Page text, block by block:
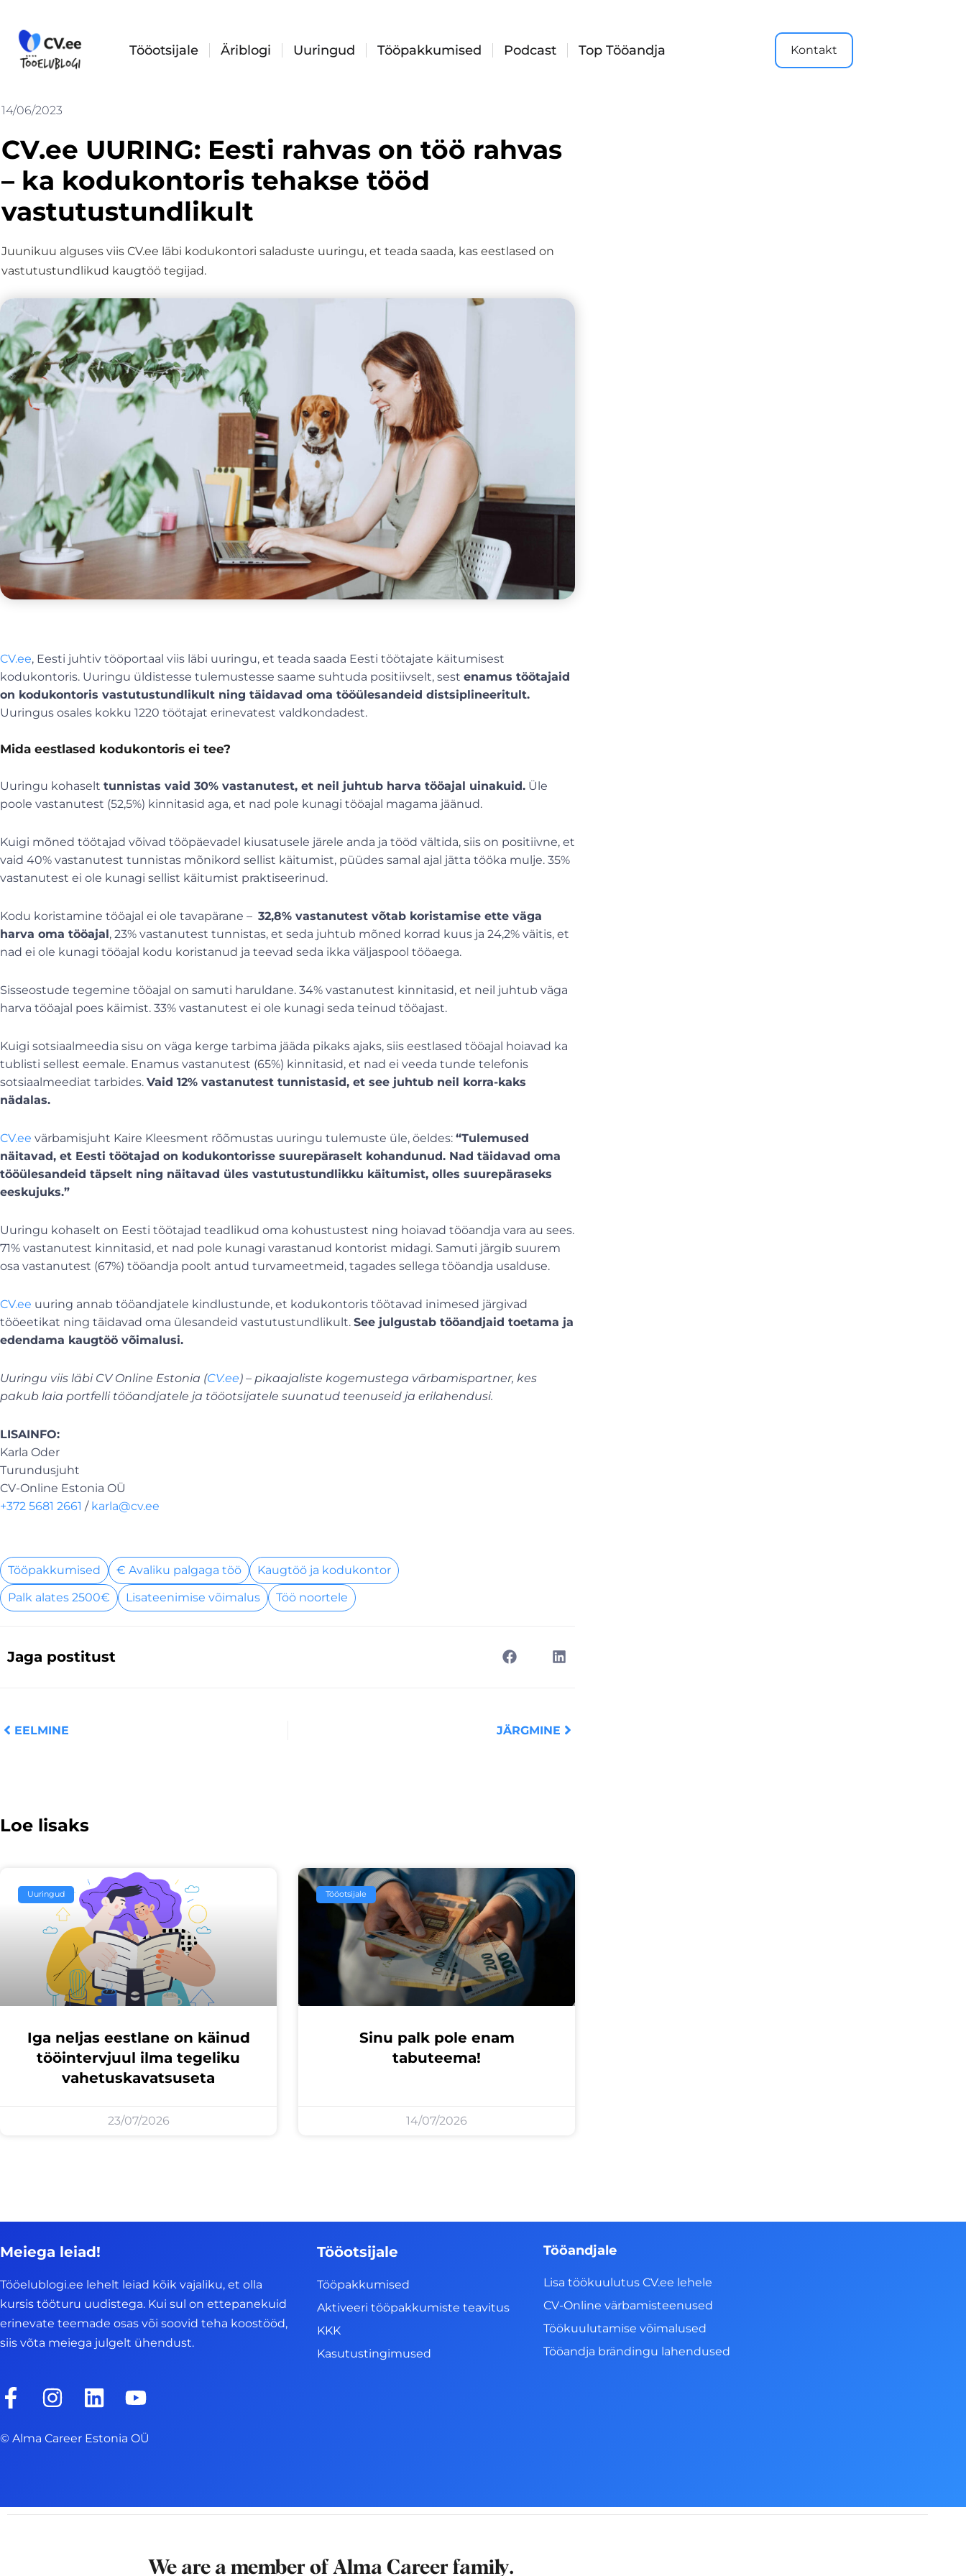
content
Tööotsijale Äriblogi Uuringud Tööpakkumised Podcast Top Tööandja Kontakt
14/06/2023
CV.ee UURING: Eesti rahvas on töö rahvas
– ka kodukontoris tehakse tööd
vastutustundlikult
Juunikuu alguses viis CV.ee läbi kodukontori saladuste uuringu, et teada saada, kas eestlased on
vastutustundlikud kaugtöö tegijad.
CV.ee, Eesti juhtiv tööportaal viis läbi uuringu, et teada saada Eesti töötajate käitumisest
kodukontoris. Uuringu üldistesse tulemustesse saame suhtuda positiivselt, sest enamus töötajaid
on kodukontoris vastutustundlikult ning täidavad oma tööülesandeid distsiplineeritult.
Uuringus osales kokku 1220 töötajat erinevatest valdkondadest.
Mida eestlased kodukontoris ei tee?
Uuringu kohaselt tunnistas vaid 30% vastanutest, et neil juhtub harva tööajal uinakuid. Üle
poole vastanutest (52,5%) kinnitasid aga, et nad pole kunagi tööajal magama jäänud.
Kuigi mõned töötajad võivad tööpäevadel kiusatusele järele anda ja tööd vältida, siis on positiivne, et
vaid 40% vastanutest tunnistas mõnikord sellist käitumist, püüdes samal ajal jätta tööka mulje. 35%
vastanutest ei ole kunagi sellist käitumist praktiseerinud.
Kodu koristamine tööajal ei ole tavapärane – 32,8% vastanutest võtab koristamise ette väga
harva oma tööajal, 23% vastanutest tunnistas, et seda juhtub mõned korrad kuus ja 24,2% väitis, et
nad ei ole kunagi tööajal kodu koristanud ja teevad seda ikka väljaspool tööaega.
Sisseostude tegemine tööajal on samuti haruldane. 34% vastanutest kinnitasid, et neil juhtub väga
harva tööajal poes käimist. 33% vastanutest ei ole kunagi seda teinud tööajast.
Kuigi sotsiaalmeedia sisu on väga kerge tarbima jääda pikaks ajaks, siis eestlased tööajal hoiavad ka
tublisti sellest eemale. Enamus vastanutest (65%) kinnitasid, et nad ei veeda tunde telefonis
sotsiaalmeediat tarbides. Vaid 12% vastanutest tunnistasid, et see juhtub neil korra-kaks
nädalas.
CV.ee värbamisjuht Kaire Kleesment rõõmustas uuringu tulemuste üle, öeldes: “Tulemused
näitavad, et Eesti töötajad on kodukontorisse suurepäraselt kohandunud. Nad täidavad oma
tööülesandeid täpselt ning näitavad üles vastutustundlikku käitumist, olles suurepäraseks
eeskujuks.”
Uuringu kohaselt on Eesti töötajad teadlikud oma kohustustest ning hoiavad tööandja vara au sees.
71% vastanutest kinnitasid, et nad pole kunagi varastanud kontorist midagi. Samuti järgib suurem
osa vastanutest (67%) tööandja poolt antud turvameetmeid, tagades sellega tööandja usalduse.
CV.ee uuring annab tööandjatele kindlustunde, et kodukontoris töötavad inimesed järgivad
tööeetikat ning täidavad oma ülesandeid vastutustundlikult. See julgustab tööandjaid toetama ja
edendama kaugtöö võimalusi.
Uuringu viis läbi CV Online Estonia (CV.ee) – pikaajaliste kogemustega värbamispartner, kes
pakub laia portfelli tööandjatele ja tööotsijatele suunatud teenuseid ja erilahendusi.
LISAINFO:
Karla Oder
Turundusjuht
CV-Online Estonia OÜ
+372 5681 2661 / karla@cv.ee
Tööpakkumised € Avaliku palgaga töö
Kaugtöö ja kodukontor
Palk alates 2500€
Lisateenimise võimalus Töö noortele
Jaga postitust
EELMINE JÄRGMINE
Loe lisaks
Uuringud
Iga neljas eestlane on käinud
tööintervjuul ilma tegeliku
vahetuskavatsuseta
23/07/2026
Tööotsijale
Sinu palk pole enam
tabuteema!
14/07/2026
Meiega leiad!
Tööelublogi.ee lehelt leiad kõik vajaliku, et olla
kursis tööturu uudistega. Kui sul on ettepanekuid
erinevate teemade osas või soovid teha koostööd,
siis võta meiega julgelt ühendust.
F
c
o
I
s
g
L
n
d
Y
u
b
© Alma Career Estonia OÜ
Tööotsijale
Tööpakkumised
Aktiveeri tööpakkumiste teavitus
KKK
Kasutustingimused
Tööandjale
Lisa töökuulutus CV.ee lehele
CV-Online värbamisteenused
Töökuulutamise võimalused
Tööandja brändingu lahendused
We are a member of Alma Careerfamily.